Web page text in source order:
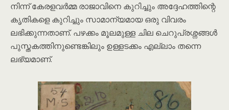
നിന്ന് കേരളവർമ്മ രാജാവിനെ കുറിച്ചും അദ്ദേഹത്തിന്റെ
കൃതികളെ കുറിച്ചും സാമാന്യമായ ഒരു വിവരം
ലഭിക്കുന്നതാണ്. പഴക്കം മൂലമുള്ള ചില ചെറുപ്രശ്നങ്ങൾ
പുസ്തകത്തിനുണ്ടെങ്കിലും ഉള്ളടക്കം എല്ലാം തന്നെ
ലഭ്യമാണ്.